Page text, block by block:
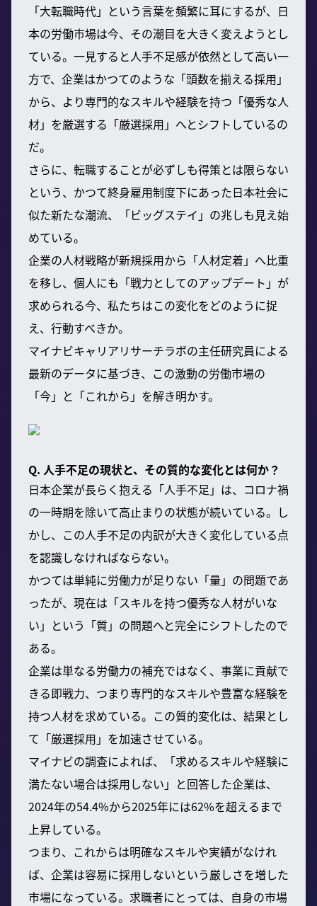
「大転職時代」という言葉を頻繁に耳にするが、日
本の労働市場は今、その潮目を大きく変えようとし
ている。一見すると人手不足感が依然として高い一
方で、企業はかつてのような「頭数を揃える採用」
から、より専門的なスキルや経験を持つ「優秀な人
材」を厳選する「厳選採用」へとシフトしているの
だ。
さらに、転職することが必ずしも得策とは限らない
という、かつて終身雇用制度下にあった日本社会に
似た新たな潮流、「ビッグステイ」の兆しも見え始
めている。
企業の人材戦略が新規採用から「人材定着」へ比重
を移し、個人にも「戦力としてのアップデート」が
求められる今、私たちはこの変化をどのように捉
え、行動すべきか。
マイナビキャリアリサーチラボの主任研究員による
最新のデータに基づき、この激動の労働市場の
「今」と「これから」を解き明かす。
Q. 人手不足の現状と、その質的な変化とは何か？
日本企業が長らく抱える「人手不足」は、コロナ禍
の一時期を除いて高止まりの状態が続いている。し
かし、この人手不足の内訳が大きく変化している点
を認識しなければならない。
かつては単純に労働力が足りない「量」の問題であ
ったが、現在は「スキルを持つ優秀な人材がいな
い」という「質」の問題へと完全にシフトしたので
ある。
企業は単なる労働力の補充ではなく、事業に貢献で
きる即戦力、つまり専門的なスキルや豊富な経験を
持つ人材を求めている。この質的変化は、結果とし
て「厳選採用」を加速させている。
マイナビの調査によれば、「求めるスキルや経験に
満たない場合は採用しない」と回答した企業は、
2024年の54.4%から2025年には62%を超えるまで
上昇している。
つまり、これからは明確なスキルや実績がなけれ
ば、企業は容易に採用しないという厳しさを増した
市場になっている。求職者にとっては、自身の市場